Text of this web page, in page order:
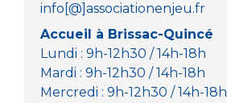
info[@]associationenjeu.fr
Accueil à Brissac-Quincé
Lundi : 9h-12h30 / 14h-18h
Mardi : 9h-12h30 / 14h-18h
Mercredi : 9h-12h30 / 14h-18h